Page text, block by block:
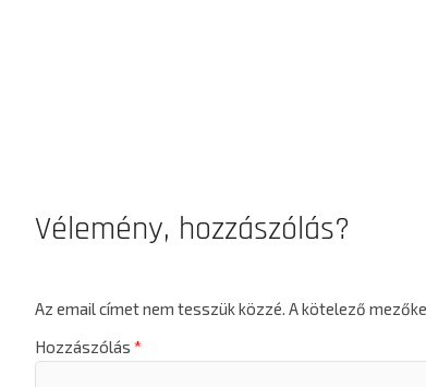
Vélemény, hozzászólás?
Az email címet nem tesszük közzé. A kötelező
Hozzászólás *